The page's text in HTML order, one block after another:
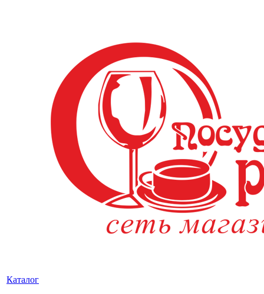
Каталог